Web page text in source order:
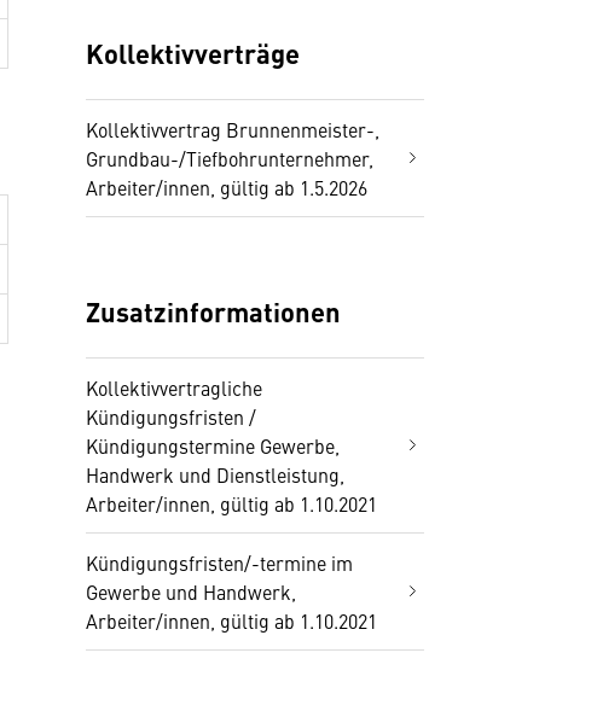
Kollektivverträge
Kollektivvertrag Brunnenmeister-,
Grundbau-/Tiefbohrunternehmer,
Arbeiter/innen, gültig ab 1.5.2026
Zusatzinformationen
Kollektivvertragliche
Kündigungsfristen /
Kündigungstermine Gewerbe,
Handwerk und Dienstleistung,
Arbeiter/innen, gültig ab 1.10.2021
Kündigungsfristen/-termine im
Gewerbe und Handwerk,
Arbeiter/innen, gültig ab 1.10.2021